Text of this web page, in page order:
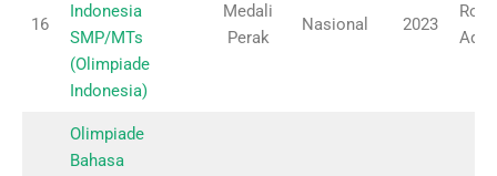
16
Indonesia
SMP/MTs
(Olimpiade
Indonesia)
Medali
Perak
Nasional 2023
Olimpiade
Bahasa